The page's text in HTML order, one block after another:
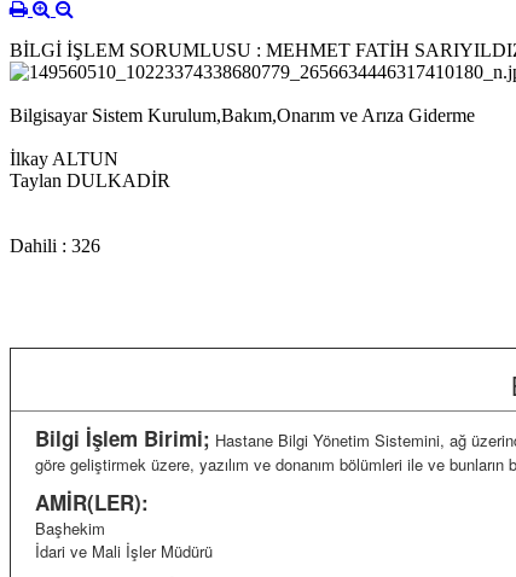
BİLGİ İŞLEM SORUMLUSU : MEHMET FATİH
Bilgisayar Sistem Kurulum,Bakım,Onarım ve Arıza Giderme
İlkay ALTUN
Taylan DULKADİR
Dahili : 326
Bilgi İşlem Birimi; Hastane Bilgi Yönetim Sistemini, ağ
göre geliştirmek üzere, yazılım ve donanım bölümleri ile ve
AMİR(LER):
Başhekim
İdari ve Mali İşler Müdürü